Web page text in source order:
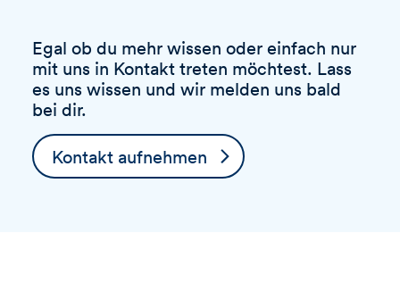
Egal ob du mehr wissen oder einfach nur
mit uns in Kontakt treten möchtest. Lass
es uns wissen und wir melden uns bald
bei dir.
Kontakt aufnehmen